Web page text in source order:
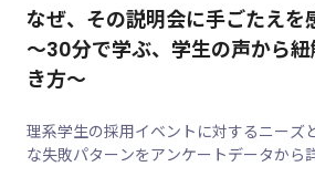
なぜ、その説明会に手ごたえを
～30分で学ぶ、学生の声から
き方～
理系学生の採用イベントに対するニーズ
な失敗パターンをアンケートデータから